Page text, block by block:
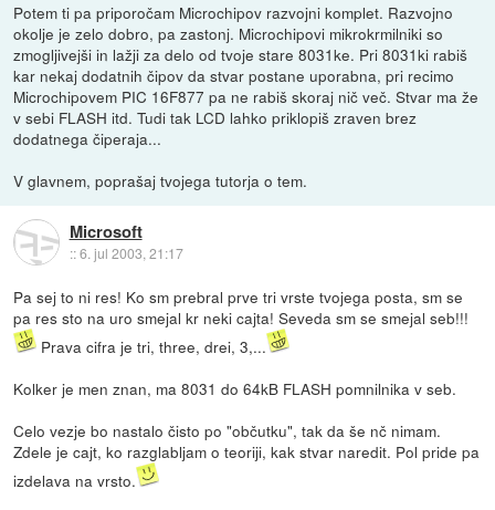
Potem ti pa priporočam Microchipov razvojni komplet. Razvojno
okolje je zelo dobro, pa zastonj. Microchipovi mikrokrmilniki so
zmogljivejši in lažji za delo od tvoje stare 8031ke. Pri 8031ki rabiš
kar nekaj dodatnih čipov da stvar postane uporabna, pri recimo
Microchipovem PIC 16F877 pa ne rabiš skoraj nič več. Stvar ma že
v sebi FLASH itd. Tudi tak LCD lahko priklopiš zraven brez
dodatnega čiperaja...
V glavnem, poprašaj tvojega tutorja o tem.
Microsoft
::6. jul 2003, 21:17
Pa sej to ni res! Ko sm prebral prve tri vrste tvojega posta, sm se
pa res sto na uro smejal kr neki cajta! Seveda sm se smejal seb!!!
Prava cifra je tri, three, drei, 3,...
Kolker je men znan, ma 8031 do 64kB FLASH pomnilnika v seb.
Celo vezje bo nastalo čisto po "občutku", tak da še nč nimam.
Zdele je cajt, ko razglabljam o teoriji, kak stvar naredit. Pol pride pa
izdelava na vrsto.